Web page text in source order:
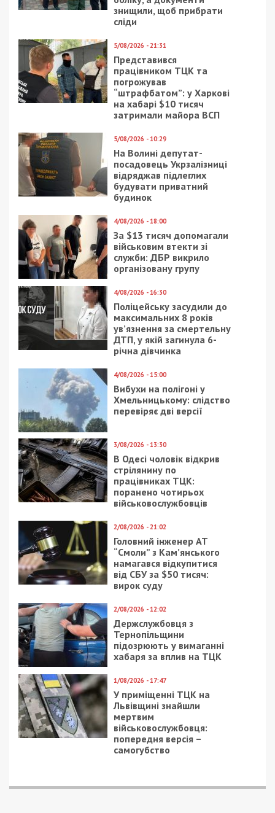
«Від себе також ( і вкрай коректно ) хочу подякувати
Нацполіції. Бо ти загинаєшся на роботі 24/7, а
натомість отримуєш кримінальні справи на підлеглих».
Нагадаємо, на засіданні суду над вбивцею Ірини
Фаріон, що відбулося сьогодні, стало відомо, що
Філатов, Стерненко і Корбан ймовірно були
наступними цілями кілера.
Facebook
Telegram
Twitter
WhatsApp
ViberEmail
Категории: Популярні новини,Топ
Метки:
замовне вбивство,полиция,
Филатов
Рекламні блоки дають нам змогу
залишатися незалежними ЗМІ, а вам -
отримувати найсвіжіші новини під ними.
Приєднуйтесь також до 49000 в Google News. Слідкуйте
за останніми новинами!
Приєднатися
Предыдущая статья:
На Львівщині посадовців лісгоспу
підозрюють у незаконній вирубці дерев
на 50 млн грн
Следующая статья:
Вночі над Дніпропетровщиною захисники
неба знищили 2 ворожі ракети і 5
ударних БпЛА
ЛЮДИ
24/06/2025 - 13:30
Головбуха оборонного
підприємства на
Сумщині підозрюють в
ухиленні від сплати
325 млн грн ПДВ
8/04/2019 - 11:29
спасла 25-летнего
мужчину от
самоубийства